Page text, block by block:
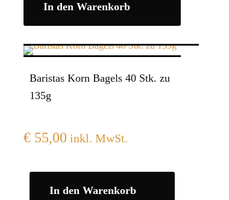
In den Warenkorb
Baristas Korn Bagels 40 Stk. zu
135g
€55,00 inkl. MwSt.
In den Warenkorb